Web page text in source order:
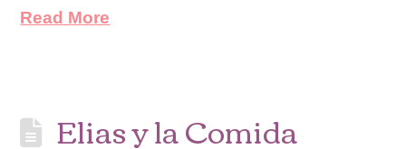
Read More
Elias y la Comida